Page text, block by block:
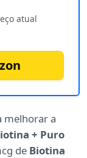
atual
melhorar a
+ Puro
de Biotina